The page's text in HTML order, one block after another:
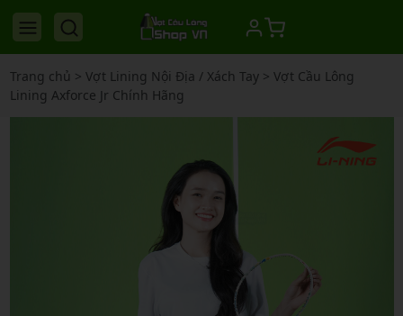
Trang chủ > Vợt Lining Nội Địa / Xách Tay> Vợt Cầu Lông
Lining Axforce Jr Chính Hãng